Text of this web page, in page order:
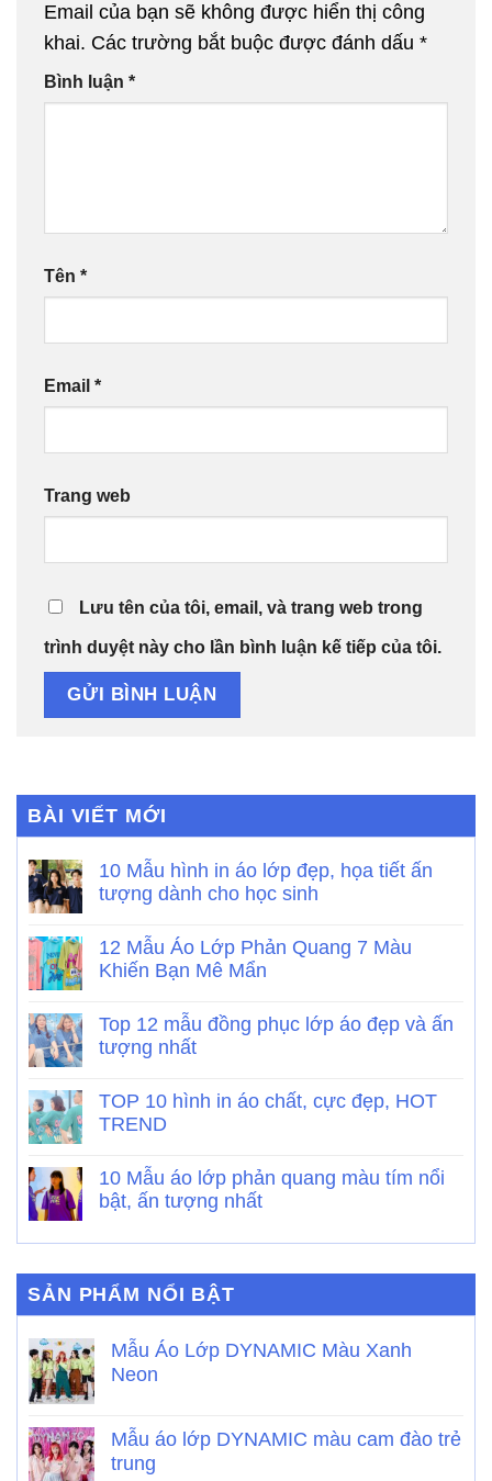
Email của bạn sẽ không được hiển thị công
khai. Các trường bắt buộc được đánh dấu *
Bình luận *
Tên *
Email *
Trang web
Lưu tên của tôi, email, và trang web trong
trình duyệt này cho lần bình luận kế tiếp của tôi.
BÀI VIẾT MỚI
10 Mẫu hình in áo lớp đẹp, họa tiết ấn
tượng dành cho học sinh
12 Mẫu Áo Lớp Phản Quang 7 Màu
Khiến Bạn Mê Mẩn
Top 12 mẫu đồng phục lớp áo đẹp và ấn
tượng nhất
TOP 10 hình in áo chất, cực đẹp, HOT
TREND
10 Mẫu áo lớp phản quang màu tím nổi
bật, ấn tượng nhất
SẢN PHẨM NỔI BẬT
Mẫu Áo Lớp DYNAMIC Màu Xanh
Neon
Mẫu áo lớp DYNAMIC màu cam đào trẻ
trung